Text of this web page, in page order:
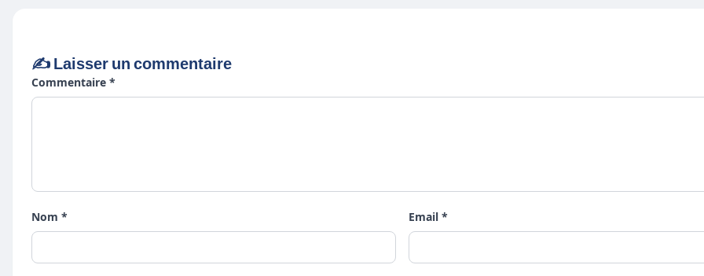
✍️ Laisser un commentaire
Commentaire *
Nom * Email *